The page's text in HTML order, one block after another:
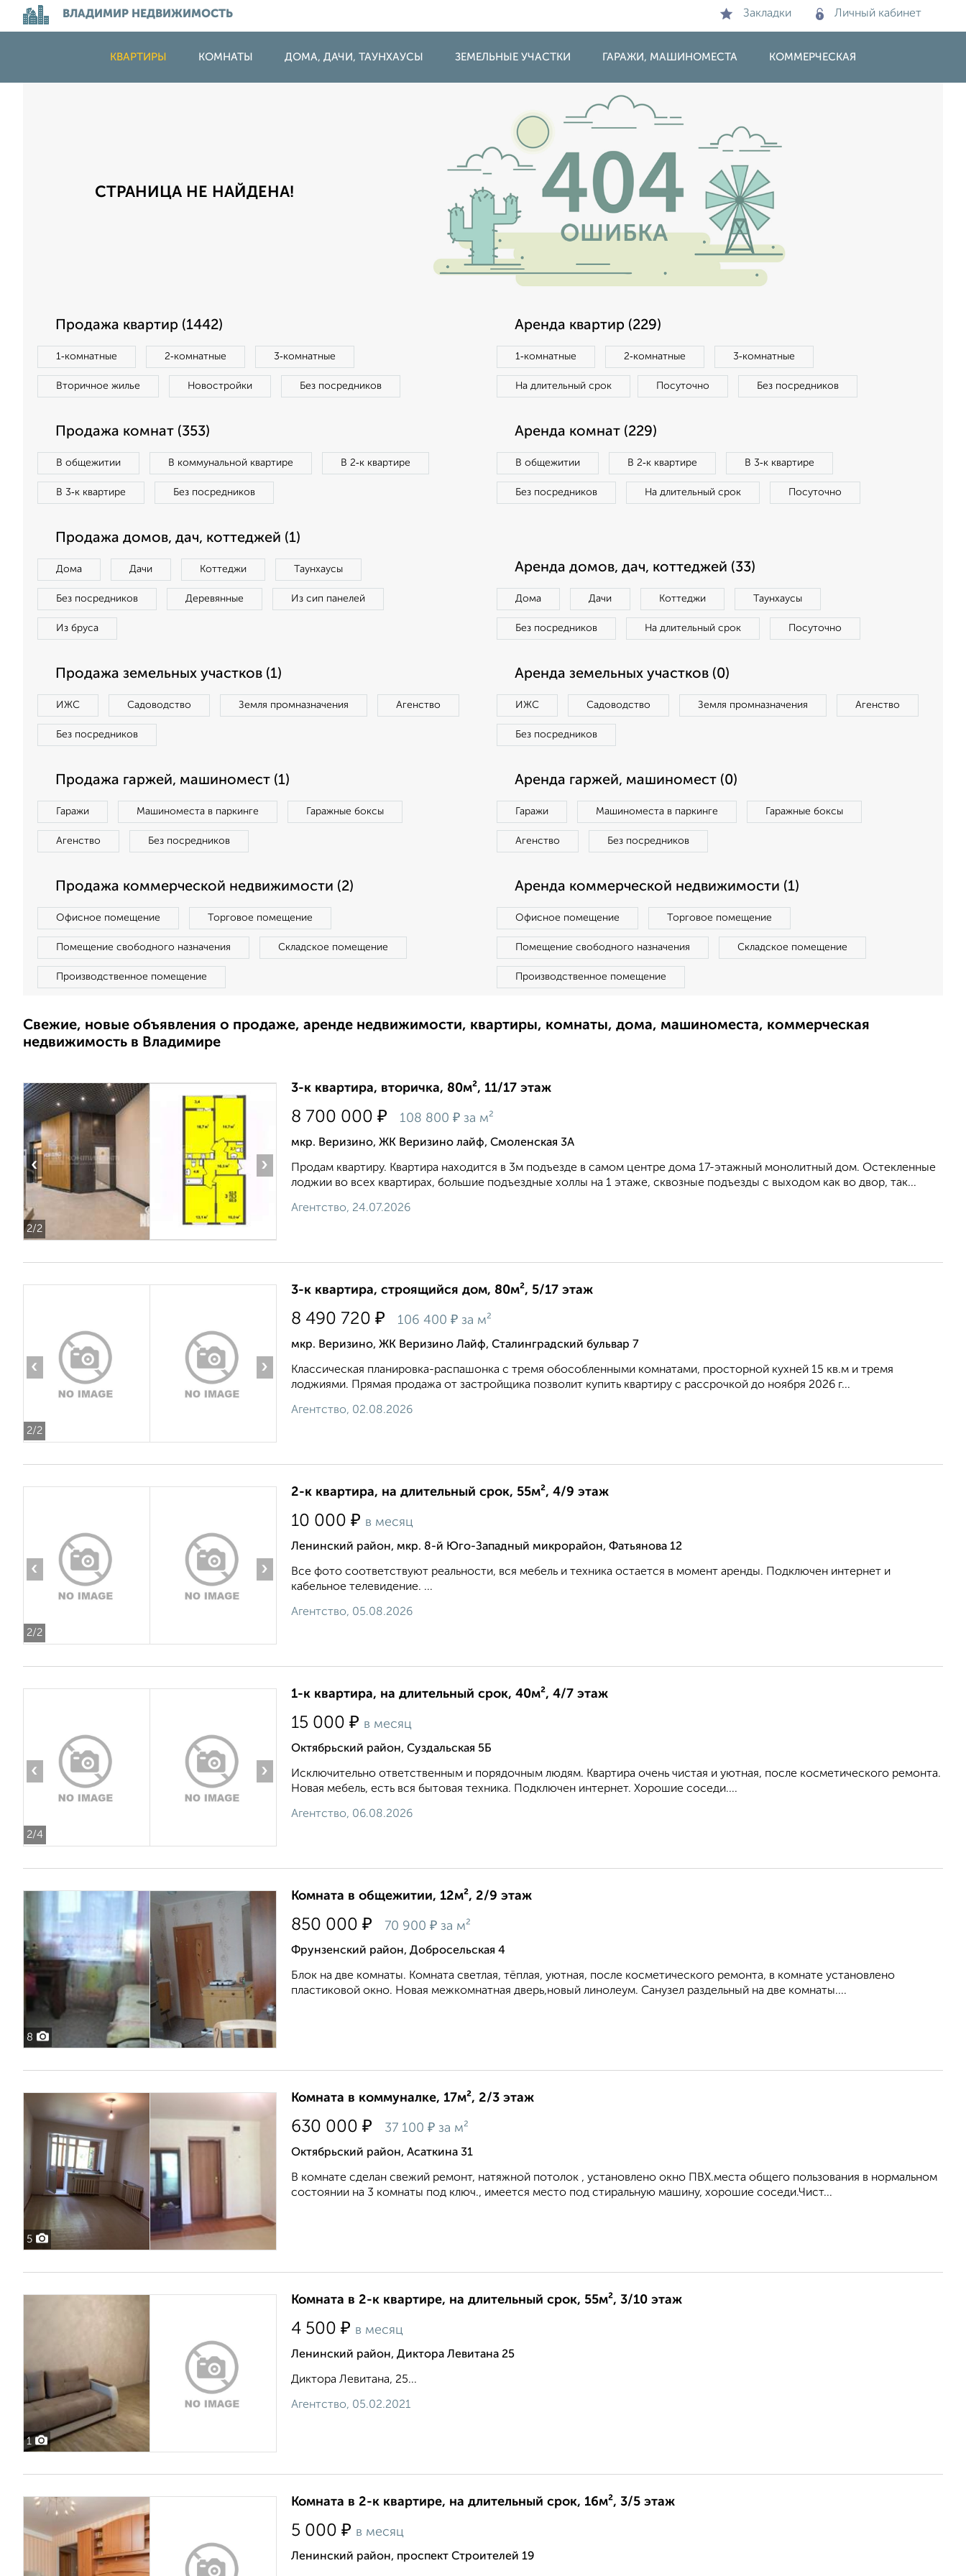
ВЛАДИМИР НЕДВИЖИМОСТЬ Закладки Личный кабинет
КВАРТИРЫ КОМНАТЫ ДОМА, ДАЧИ, ТАУНХАУСЫ ЗЕМЕЛЬНЫЕ УЧАСТКИ ГАРАЖИ, МАШИНОМЕСТА КОММЕРЧЕСКАЯ
СТРАНИЦА НЕ НАЙДЕНА!
Продажа квартир (1442)
1‑комнатные 2‑комнатные 3‑комнатные
Вторичное жилье Новостройки Без посредников
Аренда квартир (229)
1‑комнатные 2‑комнатные 3‑комнатные
На длительный срок Посуточно Без посредников
Продажа комнат (353)
В общежитии В коммунальной квартире В 2‑к квартире
В 3‑к квартире Без посредников
Аренда комнат (229)
В общежитии В 2‑к квартире В 3‑к квартире
Без посредников На длительный срок Посуточно
Продажа домов, дач, коттеджей (1)
Дома Дачи Коттеджи Таунхаусы
Без посредников Деревянные Из сип панелей
Из бруса
Аренда домов, дач, коттеджей (33)
Дома Дачи Коттеджи Таунхаусы
Без посредников На длительный срок Посуточно
Продажа земельных участков (1)
ИЖС Садоводство Земля промназначения Агенство
Без посредников
Аренда земельных участков (0)
ИЖС Садоводство Земля промназначения Агенство
Без посредников
Продажа гаржей, машиномест (1)
Гаражи Машиноместа в паркинге Гаражные боксы
Агенство Без посредников
Аренда гаржей, машиномест (0)
Гаражи Машиноместа в паркинге Гаражные боксы
Агенство Без посредников
Продажа коммерческой недвижимости (2)
Офисное помещение Торговое помещение
Помещение свободного назначения Складское помещение
Производственное помещение
Аренда коммерческой недвижимости (1)
Офисное помещение Торговое помещение
Помещение свободного назначения Складское помещение
Производственное помещение
Свежие, новые объявления о продаже, аренде недвижимости, квартиры, комнаты, дома, машиноместа, коммерческая
недвижимость в Владимире
2/2
‹ ›
3-к квартира, вторичка, 80м², 11/17 этаж
8 700 000 ₽ 108 800 ₽ за м²
мкр. Веризино, ЖК Веризино лайф, Смоленская 3А
Продам квартиру. Квартира находится в 3м подъезде в самом центре дома 17-этажный монолитный дом. Остекленные
лоджии во всех квартирах, большие подъездные холлы на 1 этаже, сквозные подъезды с выходом как во двор, так...
Агентство, 24.07.2026
2/2
‹ ›
3-к квартира, строящийся дом, 80м², 5/17 этаж
8 490 720 ₽ 106 400 ₽ за м²
мкр. Веризино, ЖК Веризино Лайф, Сталинградский бульвар 7
Классическая планировка-распашонка с тремя обособленными комнатами, просторной кухней 15 кв.м и тремя
лоджиями. Прямая продажа от застройщика позволит купить квартиру с рассрочкой до ноября 2026 г...
Агентство, 02.08.2026
2/2
‹ ›
2-к квартира, на длительный срок, 55м², 4/9 этаж
10 000 ₽ в месяц
Ленинский район, мкр. 8-й Юго-Западный микрорайон, Фатьянова 12
Все фото соответствуют реальности, вся мебель и техника остается в момент аренды. Подключен интернет и
кабельное телевидение. ...
Агентство, 05.08.2026
2/4
‹ ›
1-к квартира, на длительный срок, 40м², 4/7 этаж
15 000 ₽ в месяц
Октябрьский район, Суздальская 5Б
Исключительно ответственным и порядочным людям. Квартира очень чистая и уютная, после косметического ремонта.
Новая мебель, есть вся бытовая техника. Подключен интернет. Хорошие соседи....
Агентство, 06.08.2026
8
Комната в общежитии, 12м², 2/9 этаж
850 000 ₽ 70 900 ₽ за м²
Фрунзенский район, Добросельская 4
Блок на две комнаты. Комната светлая, тёплая, уютная, после косметического ремонта, в комнате установлено
пластиковой окно. Новая межкомнатная дверь,новый линолеум. Санузел раздельный на две комнаты....
5
Комната в коммуналке, 17м², 2/3 этаж
630 000 ₽ 37 100 ₽ за м²
Октябрьский район, Асаткина 31
В комнате сделан свежий ремонт, натяжной потолок , установлено окно ПВХ.места общего пользования в нормальном
состоянии на 3 комнаты под ключ., имеется место под стиральную машину, хорошие соседи.Чист...
1
Комната в 2-к квартире, на длительный срок, 55м², 3/10 этаж
4 500 ₽ в месяц
Ленинский район, Диктора Левитана 25
Диктора Левитана, 25...
Агентство, 05.02.2021
Комната в 2-к квартире, на длительный срок, 16м², 3/5 этаж
5 000 ₽ в месяц
Ленинский район, проспект Строителей 19